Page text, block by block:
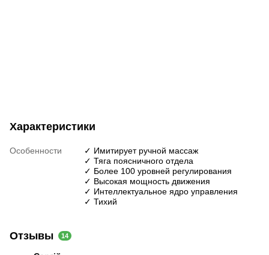
Характеристики
Особенности
✓ Имитирует ручной массаж
✓ Тяга поясничного отдела
✓ Более 100 уровней регулирования
✓ Высокая мощность движения
✓ Интеллектуальное ядро управления
✓ Тихий
Отзывы 14